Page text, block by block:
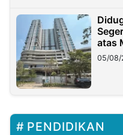
atas
05/08/
PENDIDIKAN